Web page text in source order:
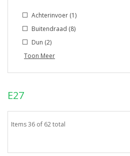
Achterinvoer (1)
Buitendraad (8)
Dun (2)
Toon Meer
E27
Items 36 of 62 total